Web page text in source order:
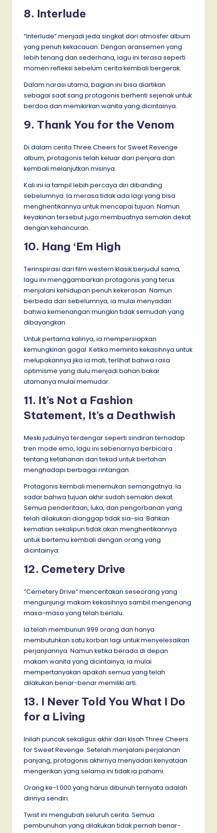
8. Interlude
“Interlude” menjadi jeda singkat dari atmosfer album
yang penuh kekacauan. Dengan aransemen yang
lebih tenang dan sederhana, lagu ini terasa seperti
momen refleksi sebelum cerita kembali bergerak.
Dalam narasi utama, bagian ini bisa diartikan
sebagai saat sang protagonis berhenti sejenak untuk
berdoa dan memikirkan wanita yang dicintainya.
9. Thank You for the Venom
Di dalam cerita Three Cheers for Sweet Revenge
album, protagonis telah keluar dari penjara dan
kembali melanjutkan misinya.
Kali ini ia tampil lebih percaya diri dibanding
sebelumnya. Ia merasa tidak ada lagi yang bisa
menghentikannya untuk mencapai tujuan. Namun
keyakinan tersebut juga membuatnya semakin dekat
dengan kehancuran.
10. Hang ‘Em High
Terinspirasi dari film western klasik berjudul sama,
lagu ini menggambarkan protagonis yang terus
menjalani kehidupan penuh kekerasan. Namun
berbeda dari sebelumnya, ia mulai menyadari
bahwa kemenangan mungkin tidak semudah yang
dibayangkan.
Untuk pertama kalinya, ia mempersiapkan
kemungkinan gagal. Ketika meminta kekasihnya untuk
melupakannya jika ia mati, terlihat bahwa rasa
optimisme yang dulu menjadi bahan bakar
utamanya mulai memudar.
11. It’s Not a Fashion
Statement, It’s a Deathwish
Meski judulnya terdengar seperti sindiran terhadap
tren mode emo, lagu ini sebenarnya berbicara
tentang ketahanan dan tekad untuk bertahan
menghadapi berbagai rintangan.
Protagonis kembali menemukan semangatnya. Ia
sadar bahwa tujuan akhir sudah semakin dekat.
Semua penderitaan, luka, dan pengorbanan yang
telah dilakukan dianggap tidak sia-sia. Bahkan
kematian sekalipun tidak akan menghentikannya
untuk bertemu kembali dengan orang yang
dicintainya.
12. Cemetery Drive
“Cemetery Drive” menceritakan seseorang yang
mengunjungi makam kekasihnya sambil mengenang
masa-masa yang telah berlalu.
Ia telah membunuh 999 orang dan hanya
membutuhkan satu korban lagi untuk menyelesaikan
perjanjiannya. Namun ketika berada di depan
makam wanita yang dicintainya, ia mulai
mempertanyakan apakah semua yang telah
dilakukan benar-benar memiliki arti.
13. I Never Told You What I Do
for a Living
Inilah puncak sekaligus akhir dari kisah Three Cheers
for Sweet Revenge. Setelah menjalani perjalanan
panjang, protagonis akhirnya menyadari kenyataan
mengerikan yang selama ini tidak ia pahami.
Orang ke-1.000 yang harus dibunuh ternyata adalah
dirinya sendiri.
Twist ini mengubah seluruh cerita. Semua
pembunuhan yang dilakukan tidak pernah benar-